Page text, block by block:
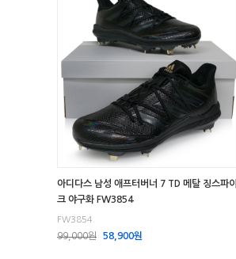
아디다스 남성 애프터버너 7 TD 메탈 징스파이
크 야구화 FW3854
FW3854
99,000원 58,900원